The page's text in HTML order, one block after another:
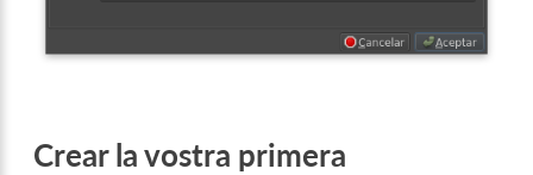
Crear la vostra primera